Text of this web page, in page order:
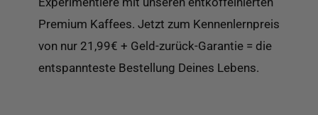
Premium Kaffees. Jetzt zum Kennenlernpreis
von nur 21,99€ + Geld-zurück-Garantie = die
entspannteste Bestellung Deines Lebens.